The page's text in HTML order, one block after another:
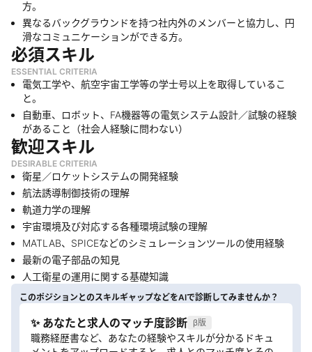
方。
異なるバックグラウンドを持つ社内外のメンバーと協力し、円
滑なコミュニケーションができる方。
必須スキル
ESSENTIAL CRITERIA
電気工学や、航空宇宙工学等の学士号以上を取得しているこ
と。
自動車、ロボット、FA機器等の電気システム設計／試験の経験
があること（社会人経験に問わない）
歓迎スキル
DESIRABLE CRITERIA
衛星／ロケットシステムの開発経験
航法誘導制御技術の理解
軌道力学の理解
宇宙環境及び対応する各種環境試験の理解
MATLAB、SPICEなどのシミュレーションツールの使用経験
最新の電子部品の知見
人工衛星の運用に関する基礎知識
このポジションとのスキルギャップなどをAIで診断してみませんか？
✨ あなたと求人のマッチ度診断 β版
職務経歴書など、あなたの経験やスキルが分かるドキュ